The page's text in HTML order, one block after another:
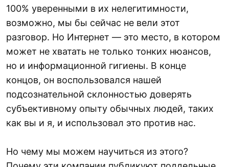
100% уверенными в их нелегитимности,
возможно, мы бы сейчас не вели этот
разговор. Но Интернет — это место, в котором
может не хватать не только тонких нюансов,
но и информационной гигиены. В конце
концов, он воспользовался нашей
подсознательной склонностью доверять
субъективному опыту обычных людей, таких
как вы и я, и использовал это против нас.
Но чему мы можем научиться из этого?